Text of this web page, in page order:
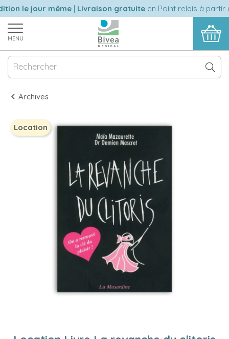
le jour même|Livraison gratuiteen Point relais à partir
MENU
Archives
Location